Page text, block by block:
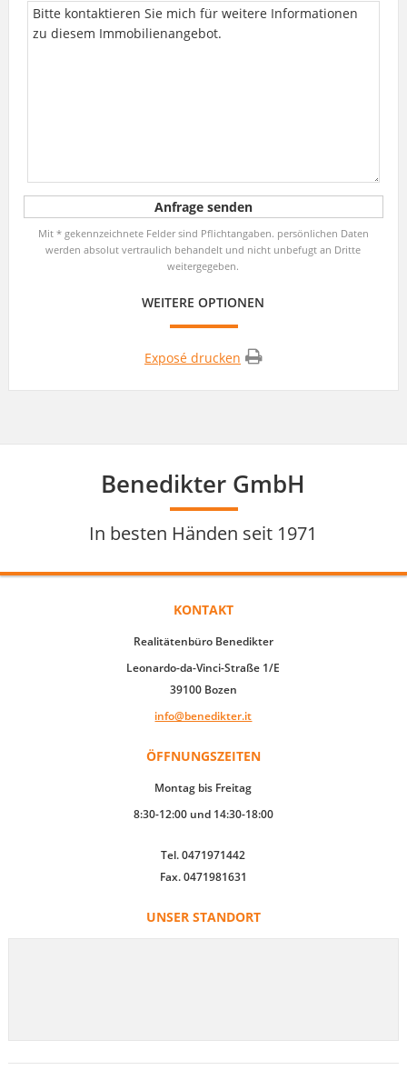
Mit * gekennzeichnete Felder sind Pflichtangaben. persönlichen Daten
werden absolut vertraulich behandelt und nicht unbefugt an Dritte
weitergegeben.
WEITERE OPTIONEN
Exposé drucken
Benedikter GmbH
In besten Händen seit 1971
KONTAKT
Realitätenbüro Benedikter
Leonardo-da-Vinci-Straße 1/E
39100 Bozen
info@benedikter.it
ÖFFNUNGSZEITEN
Montag bis Freitag
8:30-12:00 und 14:30-18:00
Tel. 0471971442
Fax. 0471981631
UNSER STANDORT